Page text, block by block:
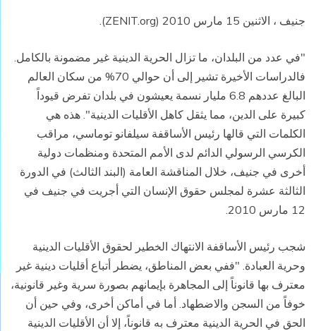
جنيف ، الاثنين 15 مارس 2010 (ZENIT.org).
"في عدد من البلدان، ما تزال الحرية الدينية غير مضمونة بالكامل.
فالدراسات الأخيرة تشير إلى أن حوالي 70% من سكان العالم
البالغ عددهم 6.8 مليار نسمة يعيشون في بلدان تفرض قيوداً
كبيرة على الدين، مما يثقل كاهل الأقليات الدينية". هذه هي
الكلمات التي قالها رئيس الأساقفة سيلفانو توماسي، مراقب
الكرسي الرسولي الدائم لدى الأمم المتحدة ومنظمات دولية
أخرى في جنيف، خلال المناقشة العامة (البند الثالث) في الدورة
الثالثة عشرة لمجلس حقوق الإنسان التي أجريت في جنيف في
12 مارس 2010.
شجب رئيس الأساقفة الانتهاك الخطير لحقوق الأقليات الدينية
وحرية العبادة. "ففي بعض المناطق، يضطر أتباع أقليات دينية غير
معترف بها قانوناً إلى المجاهرة بإيمانهم بصورة سرية وغير قانونية،
خوفاً من السجن والاضطهاد. أما في أماكن أخرى، وفي حين أن
الحق في الحرية الدينية معترف به قانوناً، إلا أن الأقليات الدينية